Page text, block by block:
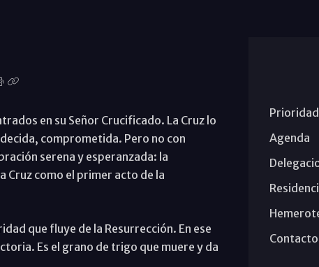
en su Señor Crucificado. La Cruz lo
comprometida. Pero no con
serena y esperanzada: la
Cruz como el primer acto de la
que fluye de la Resurrección. En ese
Es el grano de trigo que muere y da
Agenda
Contacto